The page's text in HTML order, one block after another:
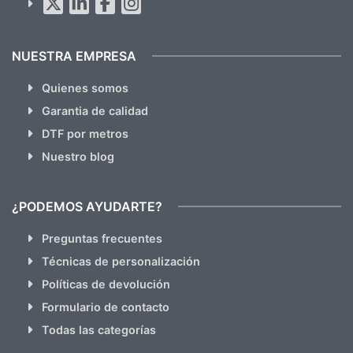
hacemos Spam)
NUESTRA EMPRESA
Quienes somos
Garantia de calidad
DTF por metros
Nuestro blog
¿PODEMOS AYUDARTE?
Preguntas frecuentes
Técnicas de personalización
Políticas de devolución
Formulario de contacto
Todas las categorías